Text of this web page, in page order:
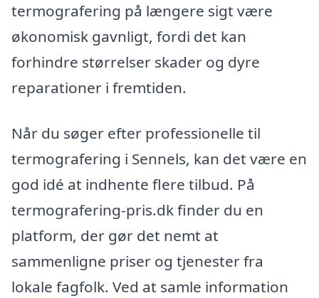
termografering på længere sigt være
økonomisk gavnligt, fordi det kan
forhindre størrelser skader og dyre
reparationer i fremtiden.
Når du søger efter professionelle til
termografering i Sennels, kan det være en
god idé at indhente flere tilbud. På
termografering-pris.dk finder du en
platform, der gør det nemt at
sammenligne priser og tjenester fra
lokale fagfolk. Ved at samle information